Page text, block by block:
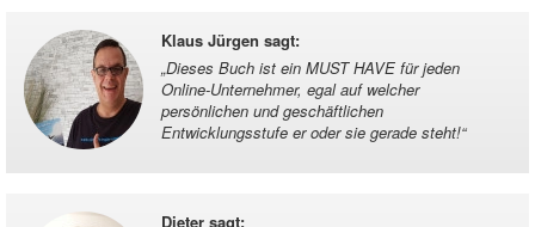
Klaus Jürgen sagt:
„Dieses Buch ist ein MUST HAVE für jeden
Online-Unternehmer, egal auf welcher
persönlichen und geschäftlichen
Entwicklungsstufe er oder sie gerade steht!“
Dieter sagt: